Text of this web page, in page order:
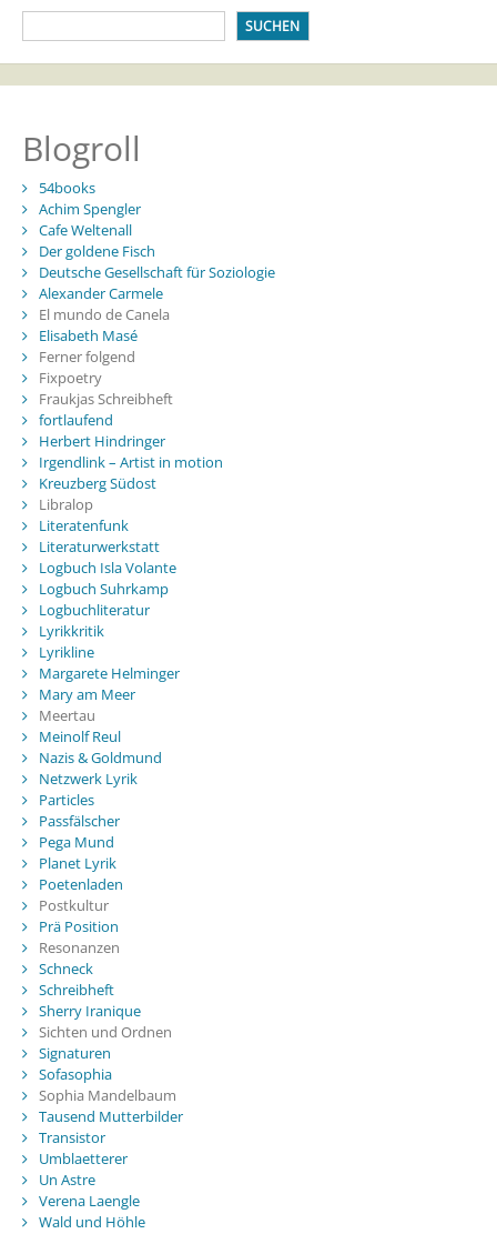
SUCHEN
Blogroll
54books
Achim Spengler
Cafe Weltenall
Der goldene Fisch
Deutsche Gesellschaft für Soziologie
Alexander Carmele
El mundo de Canela
Elisabeth Masé
Ferner folgend
Fixpoetry
Fraukjas Schreibheft
fortlaufend
Herbert Hindringer
Irgendlink – Artist in motion
Kreuzberg Südost
Libralop
Literatenfunk
Literaturwerkstatt
Logbuch Isla Volante
Logbuch Suhrkamp
Logbuchliteratur
Lyrikkritik
Lyrikline
Margarete Helminger
Mary am Meer
Meertau
Meinolf Reul
Nazis & Goldmund
Netzwerk Lyrik
Particles
Passfälscher
Pega Mund
Planet Lyrik
Poetenladen
Postkultur
Prä Position
Resonanzen
Schneck
Schreibheft
Sherry Iranique
Sichten und Ordnen
Signaturen
Sofasophia
Sophia Mandelbaum
Tausend Mutterbilder
Transistor
Umblaetterer
Un Astre
Verena Laengle
Wald und Höhle